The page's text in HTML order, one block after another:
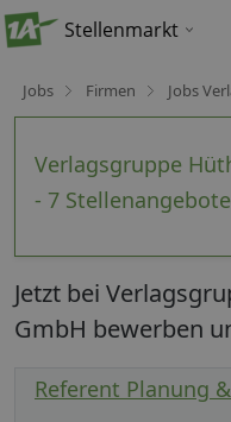
Stellenmarkt
Jobs Firmen Jobs
Verlagsgruppe
- 7 Stellenangebote
Jetzt bei
GmbH bewerben
Referent Planung